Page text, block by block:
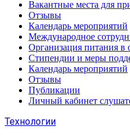
Вакантные места для
Отзывы
Календарь мероприятий
Международное
Организация питания в
Стипендии и меры
Календарь мероприятий
Отзывы
Публикации
Личный кабинет
Технологии